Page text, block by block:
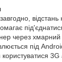
через хмарний
під
3G